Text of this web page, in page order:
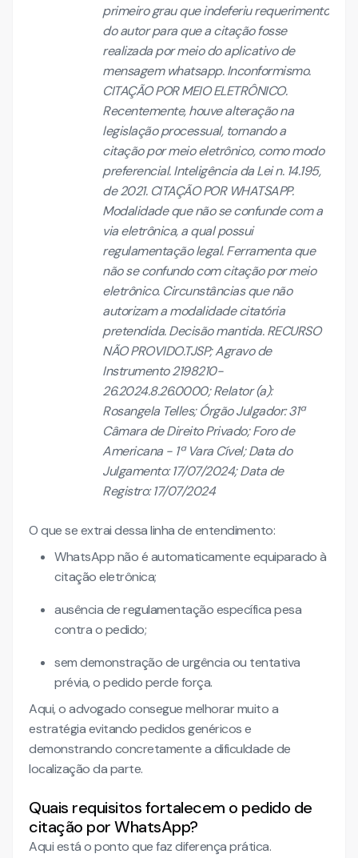
primeiro grau que indeferiu requerimento
do autor para que a citação fosse
realizada por meio do aplicativo de
mensagem whatsapp. Inconformismo.
CITAÇÃO POR MEIO ELETRÔNICO.
Recentemente, houve alteração na
legislação processual, tornando a
citação por meio eletrônico, como modo
preferencial. Inteligência da Lei n. 14.195,
de 2021. CITAÇÃO POR WHATSAPP.
Modalidade que não se confunde com a
via eletrônica, a qual possui
regulamentação legal. Ferramenta que
não se confundo com citação por meio
eletrônico. Circunstâncias que não
autorizam a modalidade citatória
pretendida. Decisão mantida. RECURSO
NÃO PROVIDO.TJSP; Agravo de
Instrumento 2198210-
26.2024.8.26.0000; Relator (a):
Rosangela Telles; Órgão Julgador: 31ª
Câmara de Direito Privado; Foro de
Americana - 1ª Vara Cível; Data do
Julgamento: 17/07/2024; Data de
Registro: 17/07/2024
O que se extrai dessa linha de entendimento:
WhatsApp não é automaticamente equiparado à
citação eletrônica;
ausência de regulamentação específica pesa
contra o pedido;
sem demonstração de urgência ou tentativa
prévia, o pedido perde força.
Aqui, o advogado consegue melhorar muito a
estratégia evitando pedidos genéricos e
demonstrando concretamente a dificuldade de
localização da parte.
Quais requisitos fortalecem o pedido de
citação por WhatsApp?
Aqui está o ponto que faz diferença prática.